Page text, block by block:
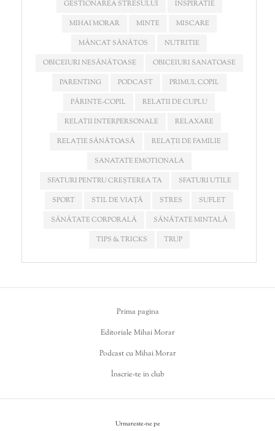
GESTIONAREA STRESULUI
INSPIRATIE
MIHAI MORAR
MINTE
MISCARE
MÂNCAT SĂNĂTOS
NUTRITIE
OBICEIURI NESĂNĂTOASE
OBICEIURI SANATOASE
PARENTING
PODCAST
PRIMUL COPIL
PĂRINTE-COPIL
RELATII DE CUPLU
RELATII INTERPERSONALE
RELAXARE
RELAȚIE SĂNĂTOASĂ
RELAȚII DE FAMILIE
SANATATE EMOTIONALA
SFATURI PENTRU CREȘTEREA TA
SFATURI UTILE
SPORT
STIL DE VIAȚĂ STRES
SUFLET
SĂNĂTATE CORPORALĂ
SĂNĂTATE MINTALĂ
TIPS & TRICKS
TRUP
Prima pagina
Editoriale Mihai Morar
Podcast cu Mihai Morar
Înscrie-te in club
Urmareste-ne pe